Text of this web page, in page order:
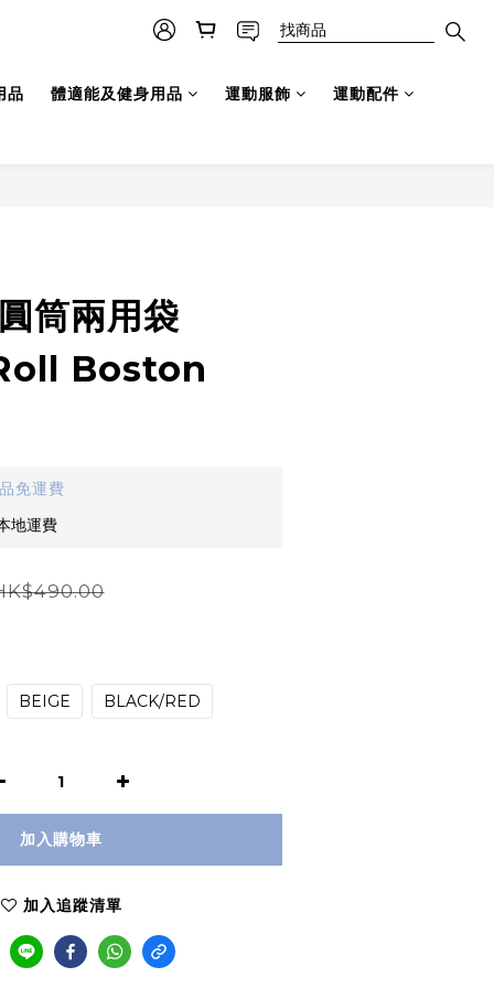
品 體適能及健身用品 運動服飾 運動配件
筒兩用袋
Boston
免運費
地運費
BEIGE BLACK/RED
加入購物車
加入追蹤清單